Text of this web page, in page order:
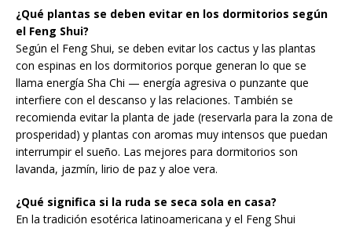
¿Qué plantas se deben evitar en los dormitorios según
el Feng Shui?
Según el Feng Shui, se deben evitar los cactus y las plantas
con espinas en los dormitorios porque generan lo que se
llama energía Sha Chi — energía agresiva o punzante que
interfiere con el descanso y las relaciones. También se
recomienda evitar la planta de jade (reservarla para la zona de
prosperidad) y plantas con aromas muy intensos que puedan
interrumpir el sueño. Las mejores para dormitorios son
lavanda, jazmín, lirio de paz y aloe vera.
¿Qué significa si la ruda se seca sola en casa?
En la tradición esotérica latinoamericana y el Feng Shui